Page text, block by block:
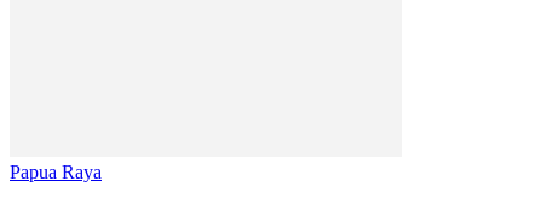
Papua Raya